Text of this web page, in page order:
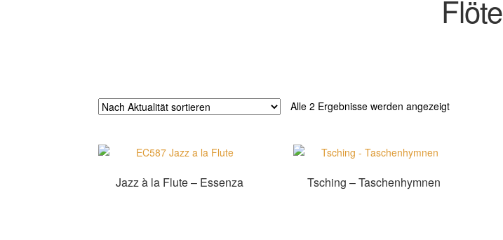
Flöte
Alle 2 Ergebnisse werden angezeigtNach
Jazz à la Flute – Essenza Tsching – Taschenhymnen